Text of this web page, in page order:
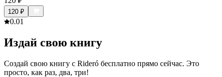
120 ₽
0.01
Издай свою книгу
Создай свою книгу с Rideró бесплатно прямо сейчас. Это
просто, как раз, два, три!